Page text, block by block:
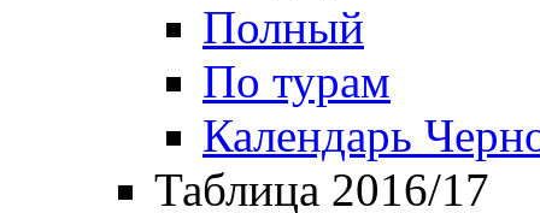
Полный
По турам
Календарь
Таблица 2016/17